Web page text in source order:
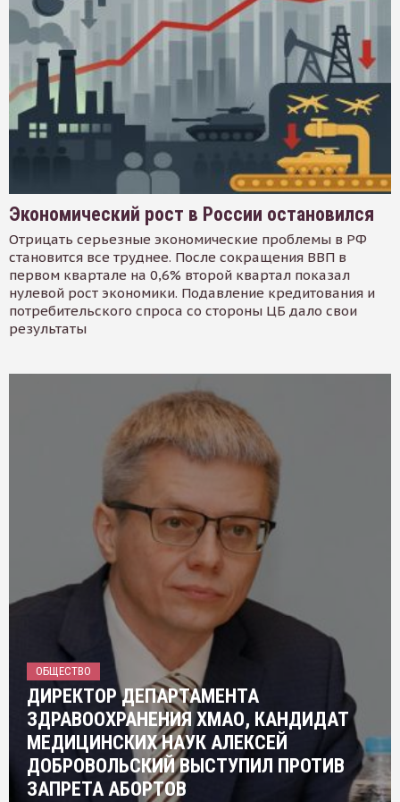
Экономический рост в России остановился
Отрицать серьезные экономические проблемы в РФ
становится все труднее. После сокращения ВВП в
первом квартале на 0,6% второй квартал показал
нулевой рост экономики. Подавление кредитования и
потребительского спроса со стороны ЦБ дало свои
результаты
ОБЩЕСТВО
ДИРЕКТОР ДЕПАРТАМЕНТА
ЗДРАВООХРАНЕНИЯ ХМАО, КАНДИДАТ
МЕДИЦИНСКИХ НАУК АЛЕКСЕЙ
ДОБРОВОЛЬСКИЙ ВЫСТУПИЛ ПРОТИВ
ЗАПРЕТА АБОРТОВ